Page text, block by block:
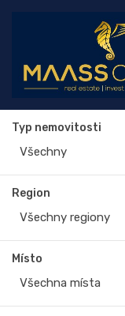
Typ nemovitosti
Všechny
Region
Všechny regiony
Místo
Všechna místa